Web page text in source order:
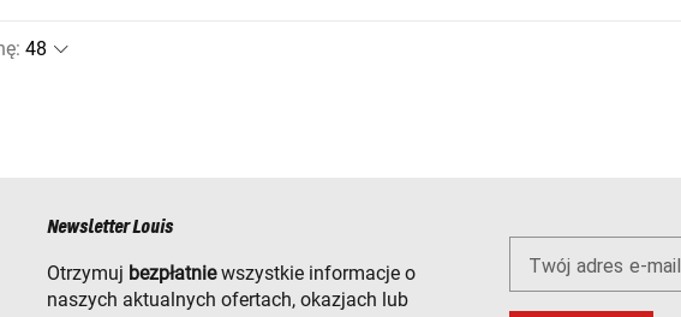
:
Newsletter Louis
Otrzymuj bezpłatniewszystkie informacje o
naszych aktualnych ofertach, okazjach lub
Twój adres e-mail